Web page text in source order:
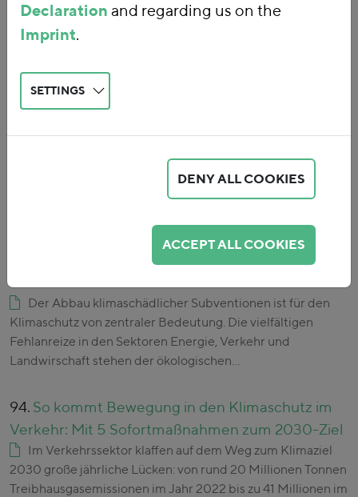
Viele Klimaschutzmaßnahmen gehen mit
Verteilungswirkungen einher und haben teils direkten
Einfluss auf die Kosten zentraler Lebensbereiche. Sie
92.Sozial-ökologisch ausgerichtete
Konjunkturpolitik in und nach der Corona-Krise
Die Corona-Krise stellt sich aus makroökonomischer
Sicht als tiefe globale Rezession mit einem Rückgang des
deutschen BIP um mindestens 4 % im Jahr 2020 dar; die
Sozial gerechter Abbau umweltschädlicher
Der Abbau klimaschädlicher Subventionen ist für den
Klimaschutz von zentraler Bedeutung. Die vielfältigen
Fehlanreize in den Sektoren Energie, Verkehr und
Landwirschaft stehen der ökologischen…
94. So kommt Bewegung in den Klimaschutz im
Verkehr: Mit 5 Sofortmaßnahmen zum 2030-Ziel
Im Verkehrssektor klaffen auf dem Weg zum Klimaziel
2030 große jährliche Lücken: von rund 20 Millionen Tonnen
Treibhausgasemissionen im Jahr 2022 bis zu 41 Millionen im
Declaration and regarding us on the
Imprint.
SETTINGS
DENY ALL COOKIES
ACCEPT ALL COOKIES